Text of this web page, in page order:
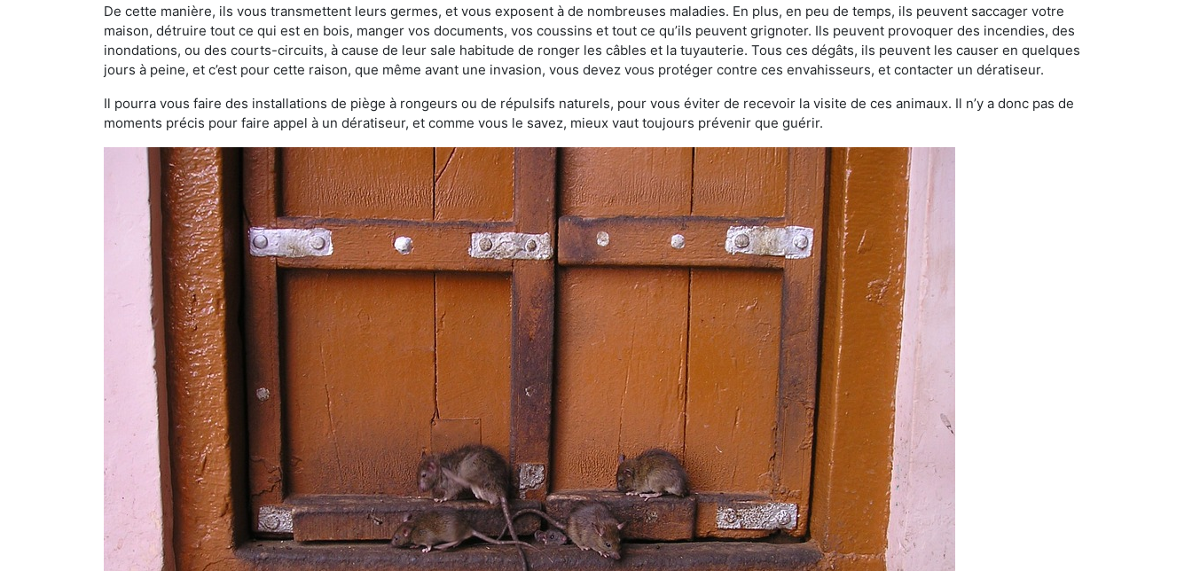
De cette manière, ils vous transmettent leurs germes, et vous exposent à de nombreuses maladies. En plus, en peu de temps, ils peuvent saccager votre
maison, détruire tout ce qui est en bois, manger vos documents, vos coussins et tout ce qu’ils peuvent grignoter. Ils peuvent provoquer des incendies, des
inondations, ou des courts-circuits, à cause de leur sale habitude de ronger les câbles et la tuyauterie. Tous ces dégâts, ils peuvent les causer en quelques
jours à peine, et c’est pour cette raison, que même avant une invasion, vous devez vous protéger contre ces envahisseurs, et contacter un dératiseur.
Il pourra vous faire des installations de piège à rongeurs ou de répulsifs naturels, pour vous éviter de recevoir la visite de ces animaux. Il n’y a donc pas de
moments précis pour faire appel à un dératiseur, et comme vous le savez, mieux vaut toujours prévenir que guérir.